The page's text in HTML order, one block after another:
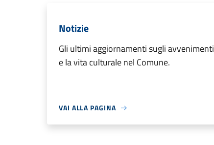
Notizie
Gli ultimi aggiornamenti sugli avvenimenti
e la vita culturale nel Comune.
VAI ALLA PAGINA